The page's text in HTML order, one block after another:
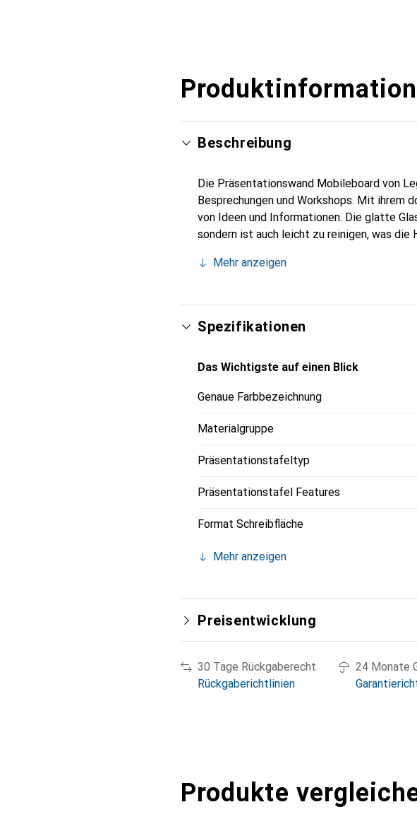
Beschreibung
Die Präsentationswand Mobileboard von
Besprechungen und Workshops. Mit ihrem
von Ideen und Informationen. Die glatte
sondern ist auch leicht zu reinigen, was die
feststellbare Rollen gewährleistet, die ein
wenn das passende Zubehör verwendet
Mehr anzeigen
Spezifikationen
Das Wichtigste auf einen Blick
Genaue Farbbezeichnung
Materialgruppe
Präsentationstafeltyp
Präsentationstafel Features
Format Schreibfläche
Mehr anzeigen
Preisentwicklung
30 Tage Rückgaberecht
Rückgaberichtlinien
24 Monate
Produkte